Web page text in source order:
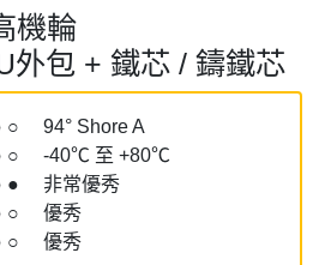
機輪
外包 + 鐵芯 / 鑄鐵芯
94° Shore A
○ -40℃ 至 +80℃
● 非常優秀
○ 優秀
○ 優秀